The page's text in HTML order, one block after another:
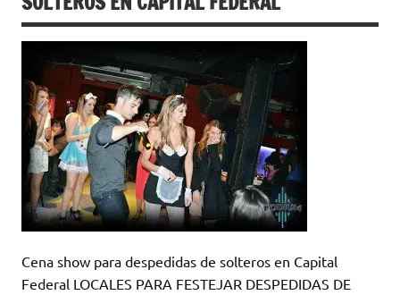
Cena show para despedidas de solteros en Capital
Federal LOCALES PARA FESTEJAR DESPEDIDAS DE